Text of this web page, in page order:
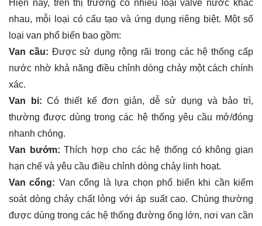
Hiện nay, trên thị trường có nhiều loại valve nước khác
nhau, mỗi loại có cấu tạo và ứng dụng riêng biệt. Một số
loại van phổ biến bao gồm:
Van cầu: Được sử dụng rộng rãi trong các hệ thống cấp
nước nhờ khả năng điều chỉnh dòng chảy một cách chính
xác.
Van bi: Có thiết kế đơn giản, dễ sử dụng và bảo trì,
thường được dùng trong các hệ thống yêu cầu mở/đóng
nhanh chóng.
Van bướm: Thích hợp cho các hệ thống có không gian
hạn chế và yêu cầu điều chỉnh dòng chảy linh hoạt.
Van cổng: Van cổng là lựa chọn phổ biến khi cần kiểm
soát dòng chảy chất lỏng với áp suất cao. Chúng thường
được dùng trong các hệ thống đường ống lớn, nơi van cần